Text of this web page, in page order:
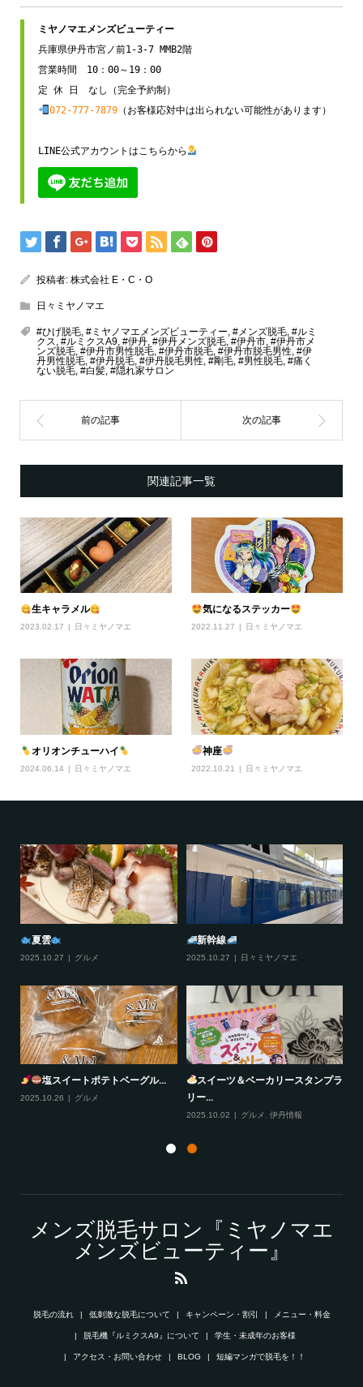
ミヤノマエメンズビューティー
兵庫県伊丹市宮ノ前1-3-7 MMB2階
営業時間　10：00～19：00
072-777-7879（お客様応対中は出られない可能性があります）
LINE公式アカウントはこちらから
投稿者: 株式会社 E・C・O
日々ミヤノマエ
#ひげ脱毛, #ミヤノマエメンズビューティー, #メンズ脱毛, #ルミ
クス, #ルミクスA9, #伊丹, #伊丹メンズ脱毛, #伊丹市, #伊丹市メ
ンズ脱毛, #伊丹市男性脱毛, #伊丹市脱毛, #伊丹市脱毛男性, #伊
丹男性脱毛, #伊丹脱毛, #伊丹脱毛男性, #剛毛, #男性脱毛, #痛く
ない脱毛, #白髪, #隠れ家サロン
関連記事一覧
生キャラメル
2023.02.17 日々ミヤノマエ
気になるステッカー
2022.11.27 日々ミヤノマエ
オリオンチューハイ
2024.06.14 日々ミヤノマエ
神座
2022.10.21 日々ミヤノマエ
夏雲
2025.10.27 グルメ
新幹線
2025.10.27 日々ミヤノマエ
塩スイートポテトベーグル...
2025.10.26 グルメ
スイーツ＆ベーカリースタンプラ
リー...
2025.10.02 グルメ 伊丹情報
メンズ脱毛サロン『ミヤノマエ
メンズビューティー』
脱毛の流れ 低刺激な脱毛について キャンペーン・割引 メニュー・料金
脱毛機『ルミクスA9』について 学生・未成年のお客様
アクセス・お問い合わせ BLOG 短編マンガで脱毛を！！